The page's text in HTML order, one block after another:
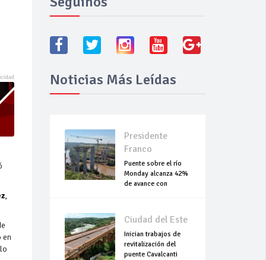
,
en
Noticias Más Leídas
Presidente
Franco
Puente sobre el río
Monday alcanza 42%
de avance con
Ciudad del Este
Inician trabajos de
revitalización del
puente Cavalcanti